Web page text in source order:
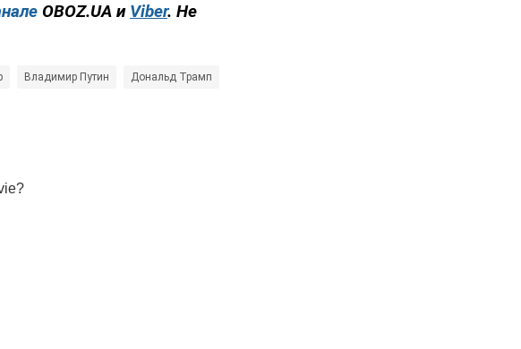
OBOZ.UA и Viber. Не
Владимир Путин Дональд Трамп